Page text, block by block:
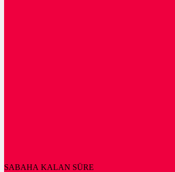
SABAHA KALAN SÜRE